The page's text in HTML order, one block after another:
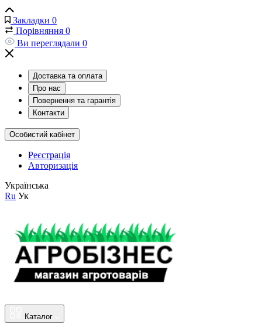
Закладки 0
Порівняння 0
Ви переглядали 0
Доставка та оплата
Про нас
Повернення та гарантія
Контакти
Особистий кабінет
Реєстрація
Авторизація
Українська
Ru Ук
Каталог